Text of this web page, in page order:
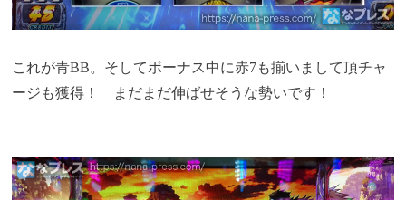
これが青BB。そしてボーナス中に赤7も揃いまして頂チャ
ージも獲得！ まだまだ伸ばせそうな勢いです！